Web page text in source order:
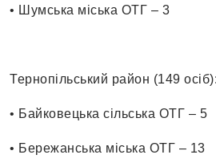
• Шумська міська ОТГ – 3
Тернопільський район (149 осіб):
• Байковецька сільська ОТГ – 5
• Бережанська міська ОТГ – 13